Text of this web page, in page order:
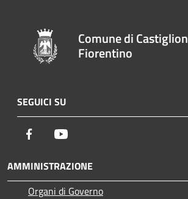
Comune di Castiglion
Fiorentino
SEGUICI SU
Facebook
AMMINISTRAZIONE
Organi di Governo